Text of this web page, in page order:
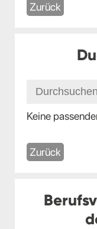
Zurück
Keine
Zurück